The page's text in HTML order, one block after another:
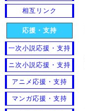
相互リンク
応援・支持
一次小説応援・支持
ニ次小説応援・支持
アニメ応援・支持
マンガ応援・支持